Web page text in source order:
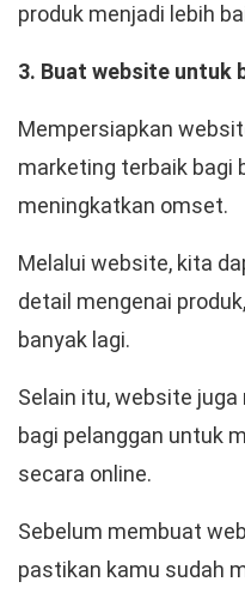
produk menjadi lebih
3. Buat website untuk
Mempersiapkan
marketing terbaik bagi
meningkatkan omset.
Melalui website, kita
detail mengenai
banyak lagi.
Selain itu, website
bagi pelanggan untuk
secara online.
Sebelum membuat
pastikan kamu sudah